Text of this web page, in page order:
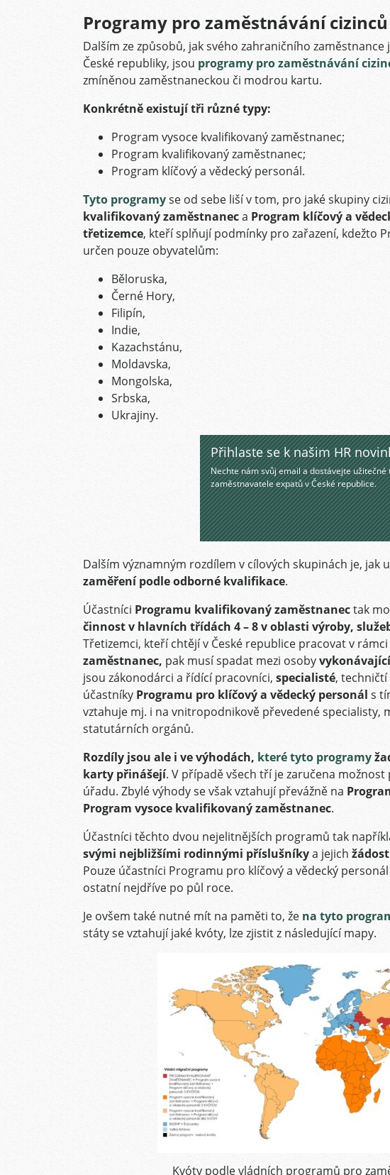
Programy pro zaměstnávání cizinců
Dalším ze způsobů, jak svého zahraničního
České republiky, jsou programy pro zaměstnávání
zmíněnou zaměstnaneckou či modrou kartu.
Konkrétně existují tři různé typy:
Program vysoce kvalifikovaný zaměstnanec;
Program kvalifikovaný zaměstnanec;
Program klíčový a vědecký personál.
Tyto programyse od sebe liší v tom, pro jaké skupiny
kvalifikovaný zaměstnaneca Program klíčový a
třetizemce, kteří splňují podmínky pro zařazení, kdežto
určen pouze obyvatelům:
Běloruska,
Černé Hory,
Filipín,
Indie,
Kazachstánu,
Moldavska,
Mongolska,
Srbska,
Ukrajiny.
Přihlaste se k našim HR
Nechte nám svůj email a dostávejte užitečné
zaměstnavatele expatů v České republice.
Dalším významným rozdílem v cílových skupinách je, jak
zaměření podle odborné kvalifikace.
Účastníci Programu kvalifikovaný zaměstnanectak
činnost v hlavních třídách 4 – 8 v oblasti výroby,
Třetizemci, kteří chtějí v České republice pracovat v rámci
zaměstnanec, pak musí spadat mezi osoby
jsou zákonodárci a řídící pracovníci, specialisté,
účastníky Programu pro klíčový a vědecký personál s
vztahuje mj. i na vnitropodnikově převedené specialisty,
statutárních orgánů.
Rozdíly jsou ale i ve výhodách, které tyto programy
karty přinášejí. V případě všech tří je zaručena
úřadu. Zbylé výhody se však vztahují převážně na
Program vysoce kvalifikovaný zaměstnanec.
Účastníci těchto dvou nejelitnějších programů tak
svými nejbližšími rodinnými příslušníkya jejich
Pouze účastníci Programu pro klíčový a vědecký
ostatní nejdříve po půl roce.
Je ovšem také nutné mít na paměti to, že na tyto
státy se vztahují jaké kvóty, lze zjistit z následující mapy.
Kvóty podle vládních programů pro